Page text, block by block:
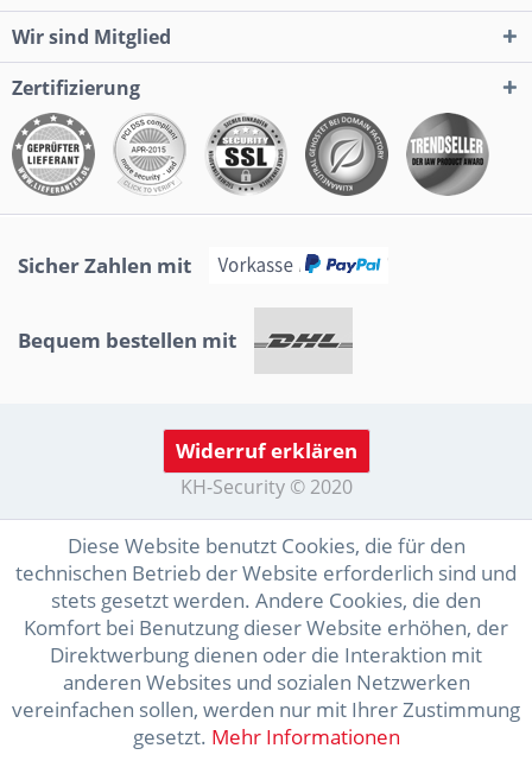
Wir sind Mitglied
Zertifizierung
Sicher Zahlen mit
Bequem bestellen mit
Widerruf erklären
KH-Security © 2020
Diese Website benutzt Cookies, die für den
technischen Betrieb der Website erforderlich sind und
stets gesetzt werden. Andere Cookies, die den
Komfort bei Benutzung dieser Website erhöhen, der
Direktwerbung dienen oder die Interaktion mit
anderen Websites und sozialen Netzwerken
vereinfachen sollen, werden nur mit Ihrer Zustimmung
gesetzt. Mehr Informationen